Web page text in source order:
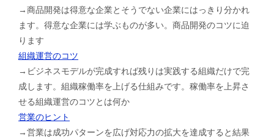
→商品開発は得意な企業とそうでない企業にはっきり分かれ
ます。得意な企業には学ぶものが多い。商品開発のコツに迫
ります
組織運営のコツ
→ビジネスモデルが完成すれば残りは実践する組織だけで完
成します。組織稼働率を上げる仕組みです。稼働率を上昇さ
せる組織運営のコツとは何か
営業のヒント
→営業は成功パターンを広げ対応力の拡大を達成すると結果